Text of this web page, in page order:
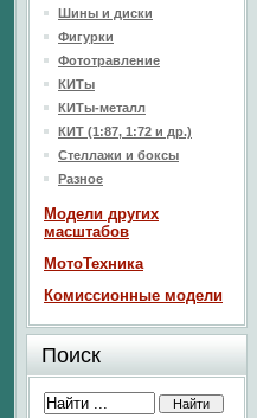
Шины и диски
Фигурки
Фототравление
КИТы
КИТы-металл
КИТ (1:87, 1:72 и др.)
Стеллажи и боксы
Разное
Модели других
масштабов
МотоТехника
Комиссионные модели
Поиск